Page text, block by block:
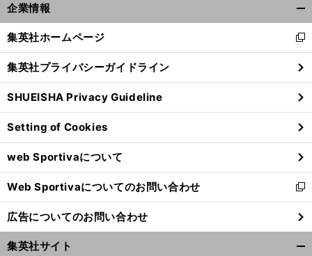
企業情報
閉
る
集英社ホームページ
新
し
い
ウ
ィ
ン
ド
ウ
で
開
く
集英社プライバシーガイドライン
SHUEISHA Privacy Guideline
Setting of Cookies
web Sportivaについて
Web Sportivaについてのお問い合わせ
新
し
い
ウ
ィ
広告についてのお問い合わせ
集英社サイト